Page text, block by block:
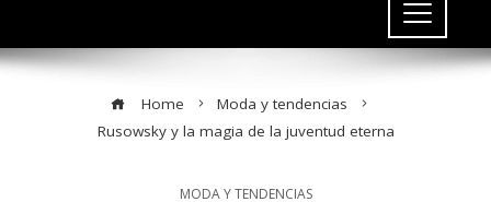
Home
Moda y tendencias
Rusowsky y la magia de la juventud eterna
MODA Y TENDENCIAS